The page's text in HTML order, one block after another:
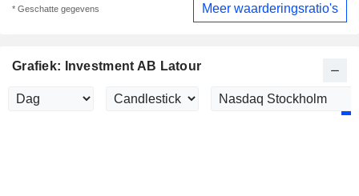
* Geschatte gegevens Meer waarderingsratio's
Grafiek: Investment AB Latour